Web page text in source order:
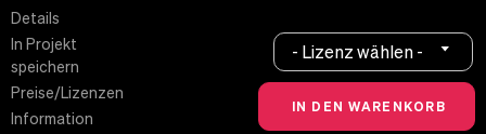
Details
In Projekt
speichern
Preise/Lizenzen
Information
- Lizenz wählen -